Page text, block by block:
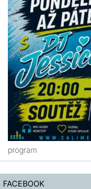
program
FACEBOOK